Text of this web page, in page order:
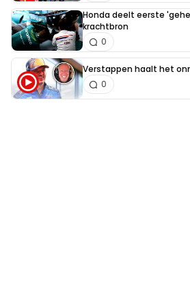
Honda deelt eerste
krachtbron
0
Verstappen haalt het
0